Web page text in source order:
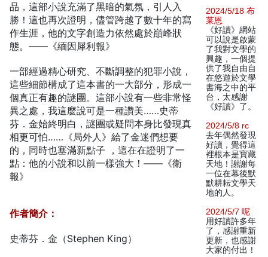
品，這部小說充滿了黑暗的氣氛，引人入
勝！這也再次證明，儘管跨越了數十年的寫
作生涯，他的文字創造力依然處於巔峰狀
態。——《緬因犀利報》
一部經過精心研究、不斷調整的犯罪小說，
這些細節構成了這本書的一大部分，形成一
個真正有趣的謎團。這部小說有一些非常怪
異之處，我這麼說可是一種讚美……史蒂
芬．金始終明白，謎團或疑問本身比發現真
相更可怕……《局外人》給了金迷們想要
的，同時也塞滿新點子 ，這在在證明了一
點：他的小說和以前一樣強大！——《衛
報》
作者簡介：
史蒂芬．金（Stephen King）
2024/5/18 布
莱恩
《好讀》網站
可以說是啟蒙
了我對文學的
興趣，一個提
供了我自由自
在悠遊於文學
書海之中的平
台，太感謝
《好讀》了。
2024/5/8 rc
去年偶然發現
好讀，覺得這
裡根本是寶藏
天地！謝謝每
一位在幕後默
默耕耘文學天
地的人。
2024/5/7 呢
用好讀許多年
了，感謝重新
更新，也感謝
大家的付出！